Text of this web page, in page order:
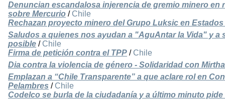
Denuncian escandalosa injerencia de gremio minero
sobre Mercurio / Chile
Rechazan proyecto minero del Grupo Luksic en
Saludos a quienes nos ayudan a "AguAntar la Vida" y a
posible / Chile
Firma de petición contra el TPP / Chile
Dia contra la violencia de género - Solidaridad con
Emplazan a “Chile Transparente” a que aclare rol en
Pelambres / Chile
Codelco se burla de la ciudadanía y a último minuto